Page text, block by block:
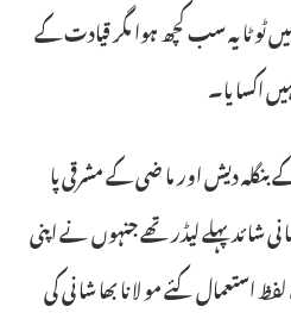
ٹو ٹا یہ سب کچھ ہوا مگر قیادت کے
اکسا یا۔
بنگلہ دیش اور ما ضی کے مشرقی پا
نی شا ئد پہلے لیڈر تھے جنہوں نے اپنی
استعمال کئے مو لا نا بھا شا نی کی